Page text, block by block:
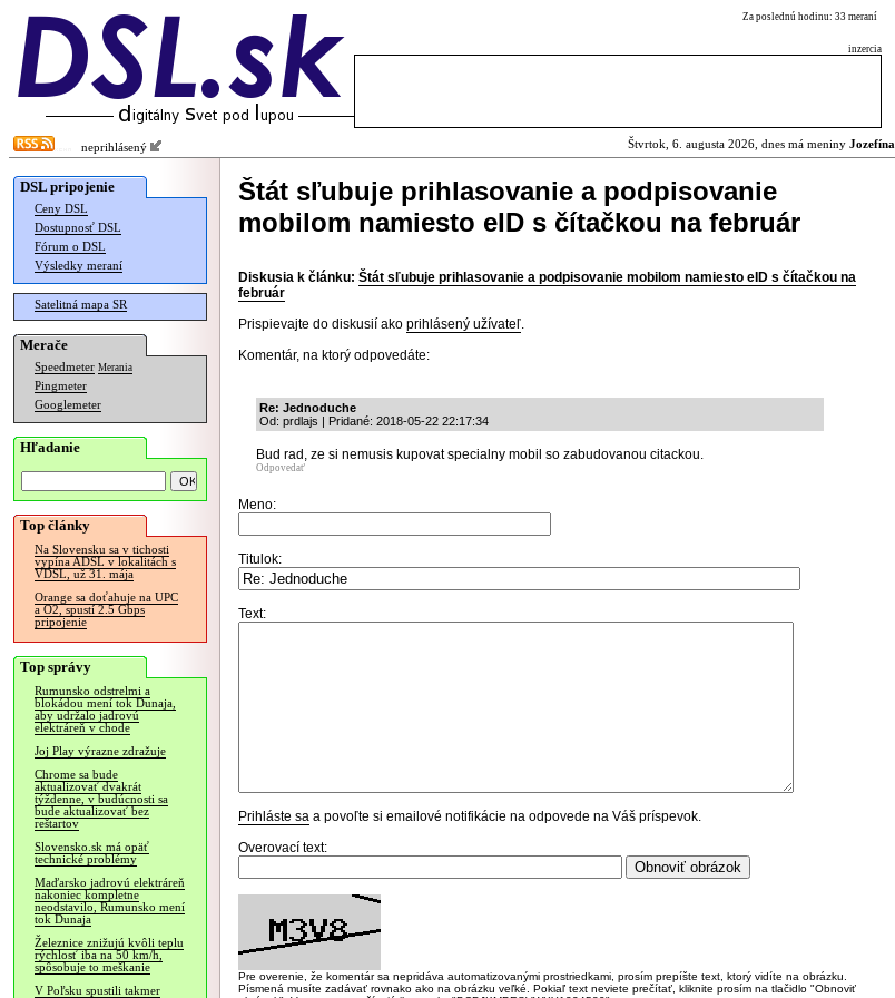
Za poslednú hodinu: 33 meraní
inzercia
neprihlásený Štvrtok, 6. augusta 2026, dnes má meniny Jozefína
DSL pripojenie
Ceny DSL
Dostupnosť DSL
Fórum o DSL
Výsledky meraní
Satelitná mapa SR
Merače
Speedmeter Merania
Pingmeter
Googlemeter
Hľadanie
Top články
Na Slovensku sa v tichosti
vypína ADSL v lokalitách s
VDSL, už 31. mája
Orange sa doťahuje na UPC
a O2, spustí 2.5 Gbps
pripojenie
Top správy
Rumunsko odstrelmi a
blokádou mení tok Dunaja,
aby udržalo jadrovú
elektráreň v chode
Joj Play výrazne zdražuje
Chrome sa bude
aktualizovať dvakrát
týždenne, v budúcnosti sa
bude aktualizovať bez
reštartov
Slovensko.sk má opäť
technické problémy
Maďarsko jadrovú elektráreň
nakoniec kompletne
neodstavilo, Rumunsko mení
tok Dunaja
Železnice znižujú kvôli teplu
rýchlosť iba na 50 km/h,
spôsobuje to meškanie
V Poľsku spustili takmer
Štát sľubuje prihlasovanie a podpisovanie
mobilom namiesto eID s čítačkou na február
Diskusia k článku: Štát sľubuje prihlasovanie a podpisovanie mobilom namiesto eID s čítačkou na
február
Prispievajte do diskusií ako prihlásený užívateľ.
Komentár, na ktorý odpovedáte:
Re: Jednoduche
Od: prdlajs | Pridané: 2018-05-22 22:17:34
Bud rad, ze si nemusis kupovat specialny mobil so zabudovanou citackou.
Odpovedať
Meno:
Titulok:
Text:
Prihláste sa a povoľte si emailové notifikácie na odpovede na Váš príspevok.
Overovací text:
Pre overenie, že komentár sa nepridáva automatizovanými prostriedkami, prosím prepíšte text, ktorý vidíte na obrázku.
Písmená musíte zadávať rovnako ako na obrázku veľké. Pokiaľ text neviete prečítať, kliknite prosím na tlačidlo "Obnoviť